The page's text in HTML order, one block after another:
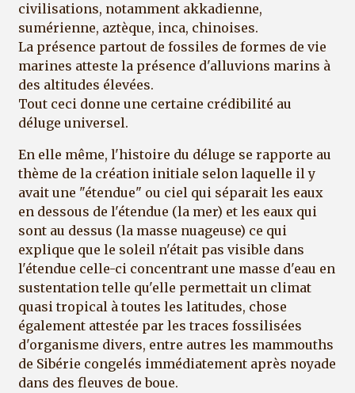
civilisations, notamment akkadienne,
sumérienne, aztèque, inca, chinoises.
La présence partout de fossiles de formes de vie
marines atteste la présence d'alluvions marins à
des altitudes élevées.
Tout ceci donne une certaine crédibilité au
déluge universel.
En elle même, l'histoire du déluge se rapporte au
thème de la création initiale selon laquelle il y
avait une "étendue" ou ciel qui séparait les eaux
en dessous de l'étendue (la mer) et les eaux qui
sont au dessus (la masse nuageuse) ce qui
explique que le soleil n'était pas visible dans
l'étendue celle-ci concentrant une masse d'eau en
sustentation telle qu'elle permettait un climat
quasi tropical à toutes les latitudes, chose
également attestée par les traces fossilisées
d'organisme divers, entre autres les mammouths
de Sibérie congelés immédiatement après noyade
dans des fleuves de boue.